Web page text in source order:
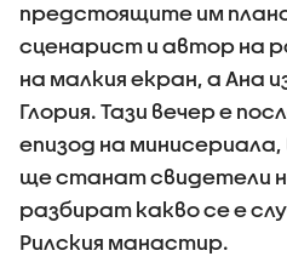
предстоящите им
сценарист и автор на
на малкия екран, а Ана
Глория. Тази вечер е
епизод на
ще станат свидетели
разбират какво се е
Рилския манастир.